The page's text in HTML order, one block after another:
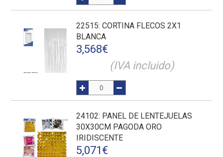
22515: CORTINA FLECOS 2X1
BLANCA
3,568€
(IVA incluido)
24102: PANEL DE LENTEJUELAS
30X30CM PAGODA ORO
IRIDISCENTE
5,071 €